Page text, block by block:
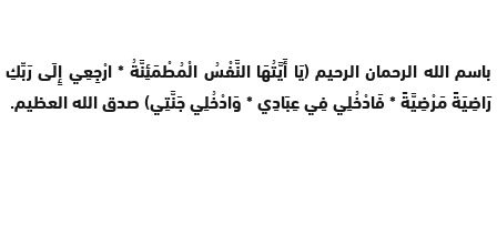
باسم الله الرحمان الرحيم (يَا أَيَّتُهَا النَّفْسُ الْمُطْمَئِنَّةُ * ارْجِعِي إِلَى رَبِّكِ
رَاضِيَةً مَرْضِيَّةً * فَادْخُلِي فِي عِبَادِي * وَادْخُلِي جَنَّتِي) صدق الله العظيم.